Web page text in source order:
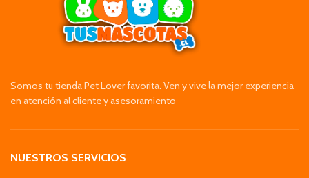
Somos tu tienda Pet Lover favorita. Ven y vive la mejor experiencia
en atención al cliente y asesoramiento
NUESTROS SERVICIOS